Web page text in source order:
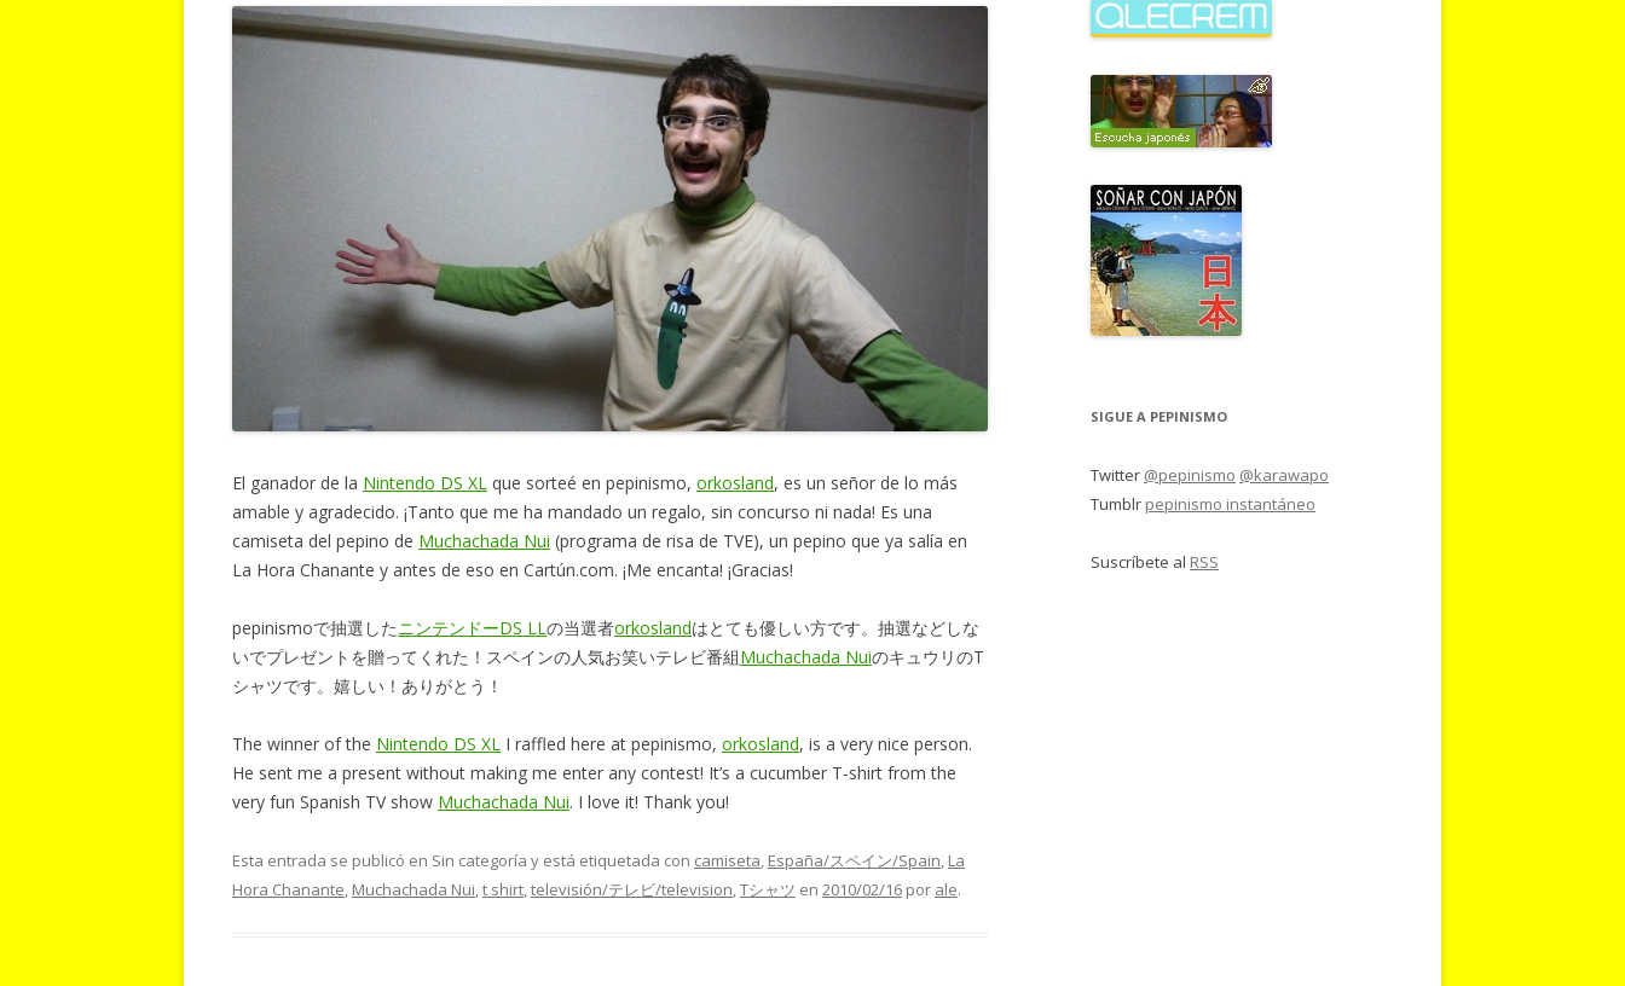
El ganador de la Nintendo DS XL que sorteé en pepinismo, orkosland, es un señor de lo más
amable y agradecido. ¡Tanto que me ha mandado un regalo, sin concurso ni nada! Es una
camiseta del pepino de Muchachada Nui (programa de risa de TVE), un pepino que ya salía en
La Hora Chanante y antes de eso en Cartún.com. ¡Me encanta! ¡Gracias!
pepinismoで抽選したニンテンドーDS LLの当選者orkoslandはとても優しい方です。抽選などしな
いでプレゼントを贈ってくれた！スペインの人気お笑いテレビ番組Muchachada NuiのキュウリのT
シャツです。嬉しい！ありがとう！
The winner of the Nintendo DS XL I raffled here at pepinismo, orkosland, is a very nice person.
He sent me a present without making me enter any contest! It’s a cucumber T-shirt from the
very fun Spanish TV show Muchachada Nui. I love it! Thank you!
Esta entrada se publicó en Sin categoría y está etiquetada con camiseta España/スペイン/Spain La
Hora Chanante Muchachada Nui t shirt televisión/テレビ/television Tシャツ en 2010/02/16 por ale.
SIGUE A PEPINISMO
Twitter @pepinismo @karawapo
Tumblr pepinismo instantáneo
Suscríbete al RSS